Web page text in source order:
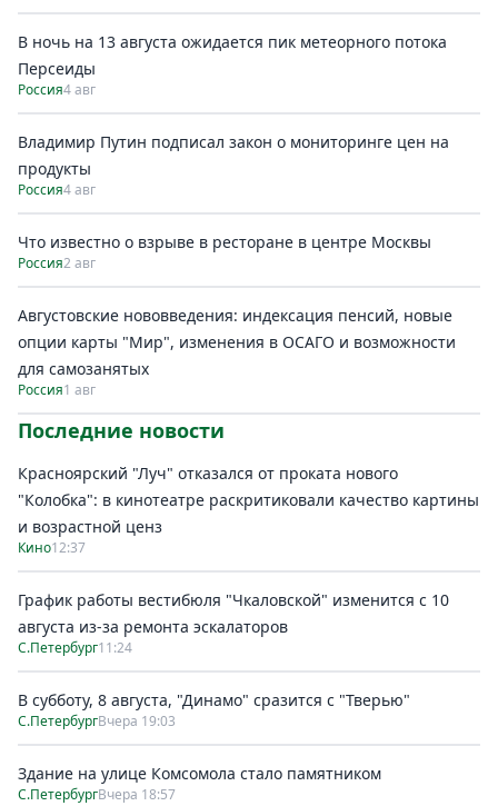
В ночь на 13 августа ожидается пик метеорного потока
Персеиды
Россия4 авг
Владимир Путин подписал закон о мониторинге цен на
продукты
Россия4 авг
Что известно о взрыве в ресторане в центре Москвы
Россия2 авг
Августовские нововведения: индексация пенсий, новые
опции карты "Мир", изменения в ОСАГО и возможности
для самозанятых
Россия1 авг
Последние новости
Красноярский "Луч" отказался от проката нового
"Колобка": в кинотеатре раскритиковали качество картины
и возрастной ценз
Кино12:37
График работы вестибюля "Чкаловской" изменится с 10
августа из-за ремонта эскалаторов
С.Петербург11:24
В субботу, 8 августа, "Динамо" сразится с "Тверью"
С.ПетербургВчера 19:03
Здание на улице Комсомола стало памятником
С.ПетербургВчера 18:57